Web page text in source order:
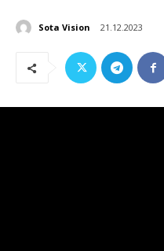
Sota Vision 21.12.2023